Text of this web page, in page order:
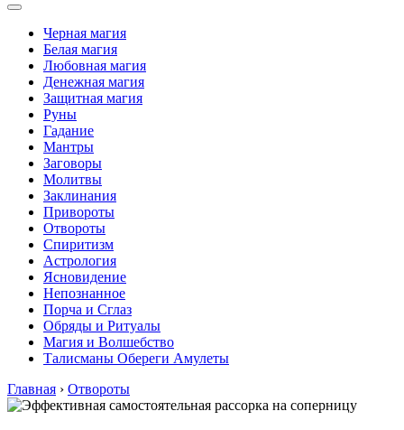
Черная магия
Белая магия
Любовная магия
Денежная магия
Защитная магия
Руны
Гадание
Мантры
Заговоры
Молитвы
Заклинания
Привороты
Отвороты
Спиритизм
Астрология
Ясновидение
Непознанное
Порча и Сглаз
Обряды и Ритуалы
Магия и Волшебство
Талисманы Обереги Амулеты
Главная › Отвороты